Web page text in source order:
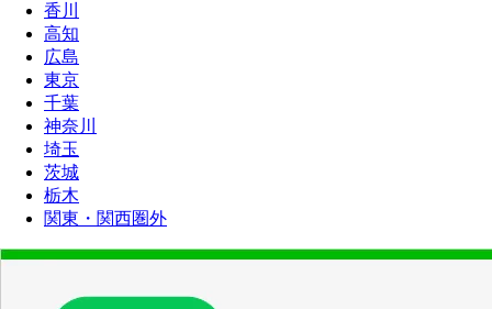
香川
高知
広島
東京
千葉
神奈川
埼玉
茨城
栃木
関東・関西圏外